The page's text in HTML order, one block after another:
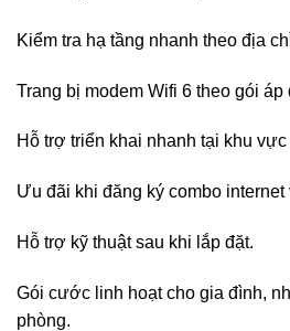
Kiểm tra hạ tầng nhanh theo địa
Trang bị modem Wifi 6 theo gói áp
Hỗ trợ triển khai nhanh tại khu vực
Ưu đãi khi đăng ký combo internet
Hỗ trợ kỹ thuật sau khi lắp đặt.
Gói cước linh hoạt cho gia đình,
phòng.